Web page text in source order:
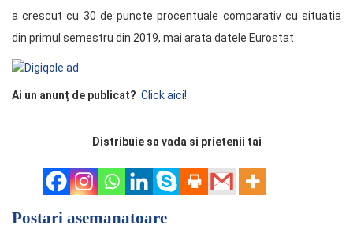
a crescut cu 30 de puncte procentuale comparativ cu situatia
din primul semestru din 2019, mai arata datele Eurostat.
Ai un anunț de publicat? Click aici!
Distribuie sa vada si prietenii tai
Postari asemanatoare